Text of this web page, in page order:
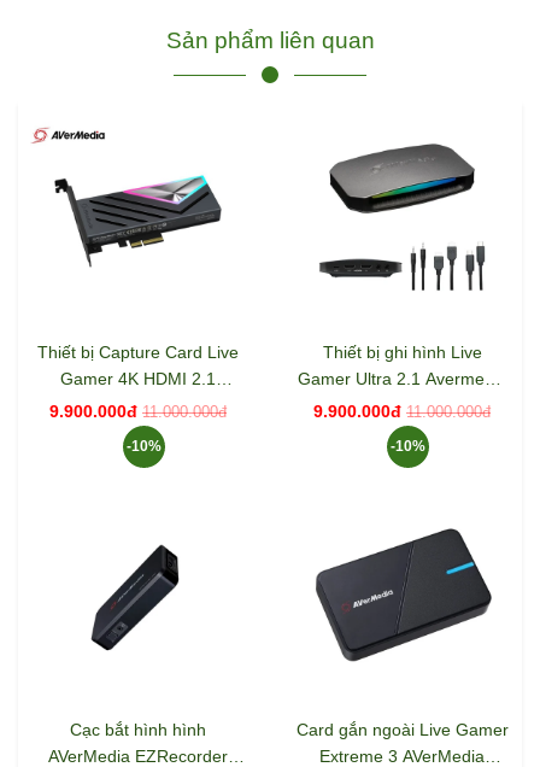
Sản phẩm liên quan
Thiết bị Capture Card Live
Gamer 4K HDMI 2.1
AverMedia GC575
9.900.000đ 11.000.000đ
-10%
Thiết bị ghi hình Live
Gamer Ultra 2.1 Avermedia
GC553G2
9.900.000đ 11.000.000đ
-10%
Cạc bắt hình hình
AVerMedia EZRecorder
Card gắn ngoài Live Gamer
Extreme 3 AVerMedia